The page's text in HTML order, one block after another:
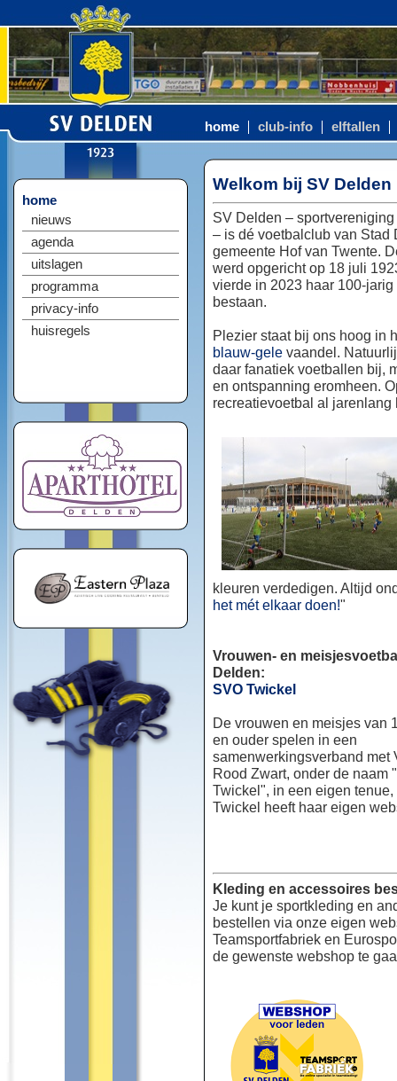
home club-info elftallen
home
nieuws
agenda
uitslagen
programma
privacy-info
huisregels
Welkom bij SV Delden
SV Delden –
– is dé voetbalclub van Stad
gemeente Hof van Twente.
werd opgericht op 18 juli
vierde in 2023 haar 100-jarig
bestaan.
Plezier staat bij ons hoog in
blauw-gele vaandel.
daar fanatiek voetballen bij,
en ontspanning eromheen.
recreatievoetbal al jarenlang
kleuren verdedigen. Altijd
het mét elkaar doen!"
Vrouwen- en
Delden:
SVO Twickel
De vrouwen en meisjes van
en ouder spelen in een
samenwerkingsverband met
Rood Zwart, onder de naam
Twickel", in een eigen
Twickel heeft haar eigen
Kleding en accessoires
Je kunt je sportkleding en
bestellen via onze eigen
Teamsportfabriek en
de gewenste webshop te